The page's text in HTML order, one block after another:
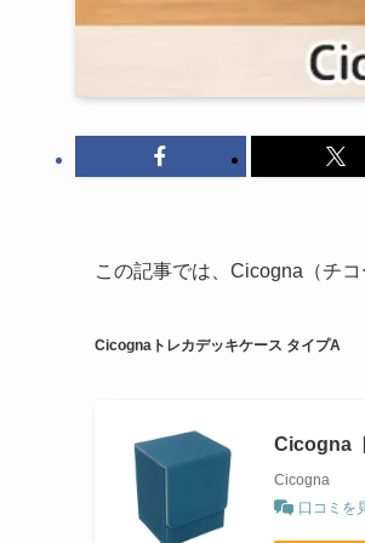
この記事では、Cicogna（チ
Cicognaトレカデッキケース タイプA
Cicogna
Cicogna
口コミを